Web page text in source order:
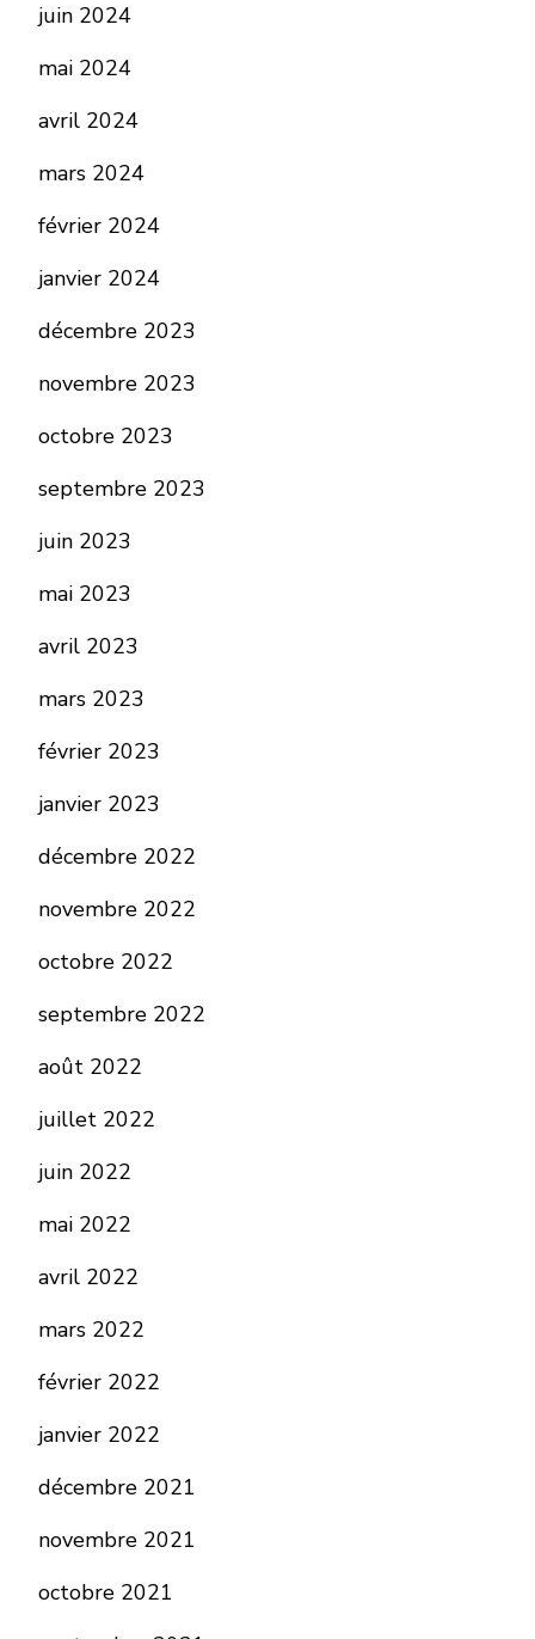
juin 2024
mai 2024
avril 2024
mars 2024
février 2024
janvier 2024
décembre 2023
novembre 2023
octobre 2023
septembre 2023
juin 2023
mai 2023
avril 2023
mars 2023
février 2023
janvier 2023
décembre 2022
novembre 2022
octobre 2022
septembre 2022
août 2022
juillet 2022
juin 2022
mai 2022
avril 2022
mars 2022
février 2022
janvier 2022
décembre 2021
novembre 2021
octobre 2021